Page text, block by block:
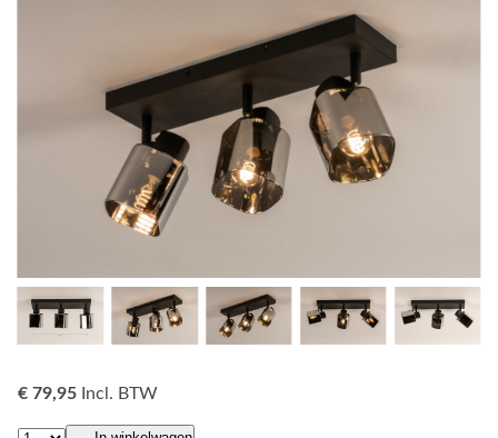
€ 79,95 Incl. BTW